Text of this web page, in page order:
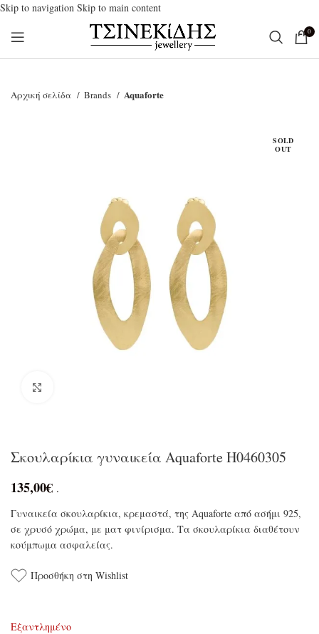
Skip to navigation Skip to main content
0
Αρχική σελίδα Brands Aquaforte
SOLD
OUT
Σκουλαρίκια γυναικεία Aquaforte H0460305
135,00€ .
Γυναικεία σκουλαρίκια, κρεμαστά, της Aquaforte από ασήμι 925,
σε χρυσό χρώμα, με ματ φινίρισμα. Τα σκουλαρίκια διαθέτουν
κούμπωμα ασφαλείας.
Προσθήκη στη Wishlist
Εξαντλημένο